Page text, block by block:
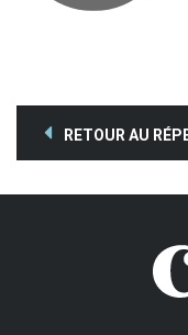
RETOUR AU